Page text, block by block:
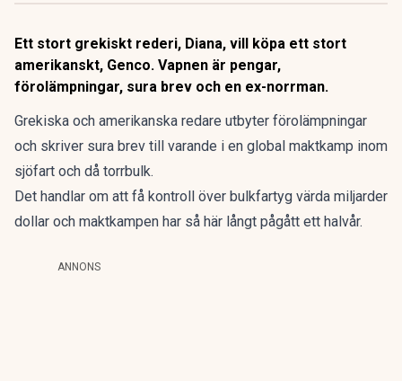
Ett stort grekiskt rederi, Diana, vill köpa ett stort
amerikanskt, Genco. Vapnen är pengar,
förolämpningar, sura brev och en ex-norrman.
Grekiska och amerikanska redare utbyter förolämpningar
och skriver sura brev till varande i en global maktkamp inom
sjöfart och då torrbulk.
Det handlar om att få kontroll över bulkfartyg värda miljarder
dollar och maktkampen har så här långt pågått ett halvår.
ANNONS